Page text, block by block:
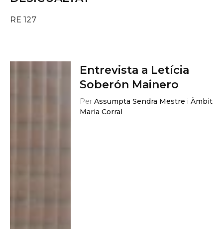
RE 127
Entrevista a Letícia
Soberón Mainero
Per Assumpta Sendra Mestre iÀmbit
Maria Corral